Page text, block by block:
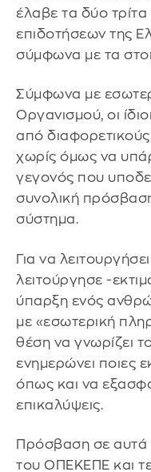
έλαβε τα δύο
επιδοτήσεων της
σύμφωνα με τα
Σύμφωνα με
Οργανισμού, οι
από
χωρίς όμως να
γεγονός που
συνολική
σύστημα.
Για να
λειτούργησε -
ύπαρξη ενός
με «εσωτερική
θέση να γνωρίζει
ενημερώνει ποιες
όπως και να
επικαλύψεις.
Πρόσβαση σε αυτά
του ΟΠΕΚΕΠΕ και